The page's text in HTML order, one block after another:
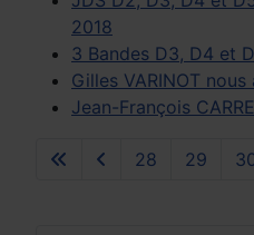
2018
3 Bandes D3, D4 et
Gilles VARINOT
Jean-François
28 29